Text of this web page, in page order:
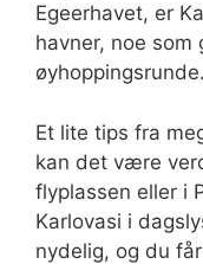
Egeerhavet, er
havner, noe som
øyhoppingsrunde.
Et lite tips fra
kan det være
flyplassen eller i
Karlovasi i
nydelig, og du